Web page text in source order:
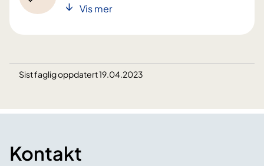
Vis mer
Sist faglig oppdatert 19.04.2023
Kontakt